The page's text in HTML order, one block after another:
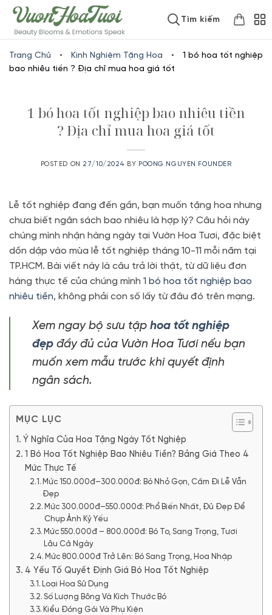
www.vuonhoatuoi.vnSkip
to
content
Tìm kiếm
Trang Chủ • Kinh Nghiệm Tặng Hoa •
1 bó hoa tốt nghiệp
bao nhiêu tiền ? Địa chỉ mua hoa giá tốt
1 bó hoa tốt nghiệp bao nhiêu tiền
? Địa chỉ mua hoa giá tốt
POSTED ON 27/10/2024 BY POONG NGUYEN FOUNDER
Lễ tốt nghiệp đang đến gần, bạn muốn tặng hoa nhưng
chưa biết ngân sách bao nhiêu là hợp lý? Câu hỏi này
chúng mình nhận hàng ngày tại Vườn Hoa Tươi, đặc biệt
dồn dập vào mùa lễ tốt nghiệp tháng 10-11 mỗi năm tại
TP.HCM. Bài viết này là câu trả lời thật, từ dữ liệu đơn
hàng thực tế của chúng mình 1 bó hoa tốt nghiệp bao
nhiêu tiền, không phải con số lấy từ đâu đó trên mạng.
Xem ngay bộ sưu tập hoa tốt nghiệp
đẹp đầy đủ của Vườn Hoa Tươi nếu bạn
muốn xem mẫu trước khi quyết định
ngân sách.
MỤC LỤC
Ý Nghĩa Của Hoa Tặng Ngày Tốt Nghiệp
1 Bó Hoa Tốt Nghiệp Bao Nhiêu Tiền? Bảng Giá Theo 4
Mức Thực Tế
Mức 150.000đ–300.000đ: Bó Nhỏ Gọn, Cầm Đi Lễ Vẫn
Đẹp
Mức 300.000đ–550.000đ: Phổ Biến Nhất, Đủ Đẹp Để
Chụp Ảnh Kỷ Yếu
Mức 550.000đ – 800.000đ: Bó To, Sang Trọng, Tươi
Lâu Cả Ngày
Mức 800.000đ Trở Lên: Bó Sang Trọng, Hoa Nhập
4 Yếu Tố Quyết Định Giá Bó Hoa Tốt Nghiệp
Loại Hoa Sử Dụng
Số Lượng Bông Và Kích Thước Bó
Kiểu Đóng Gói Và Phụ Kiện